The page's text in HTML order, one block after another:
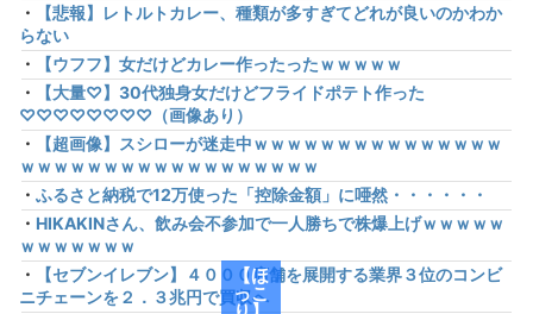
・
【悲報】レトルトカレー、種類が多すぎてどれが良いのかわか
らない
・
【ウフフ】女だけどカレー作ったったｗｗｗｗｗ
・
【大量♡】30代独身女だけどフライドポテト作った
♡♡♡♡♡♡♡♡（画像あり）
・
【超画像】スシローが迷走中ｗｗｗｗｗｗｗｗｗｗｗｗｗｗｗ
ｗｗｗｗｗｗｗｗｗｗｗｗｗｗｗｗｗｗ
・ ふるさと納税で12万使った「控除金額」に唖然・・・・・・
・ HIKAKINさん、飲み会不参加で一人勝ちで株爆上げｗｗｗｗｗ
ｗｗｗｗｗｗｗ
・
【セブンイレブン】４０００店舗を展開する業界３位のコンビ
ニチェーンを２．３兆円で買収へ
【ほ
っこ